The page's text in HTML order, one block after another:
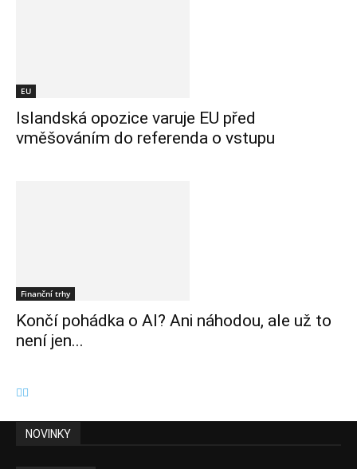
EU
Islandská opozice varuje EU před
vměšováním do referenda o vstupu
Finanční trhy
Končí pohádka o AI? Ani náhodou, ale už to
není jen...
NOVINKY